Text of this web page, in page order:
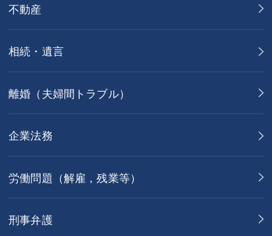
不動産
相続・遺言
離婚（夫婦間トラブル）
企業法務
労働問題（解雇，残業等）
刑事弁護